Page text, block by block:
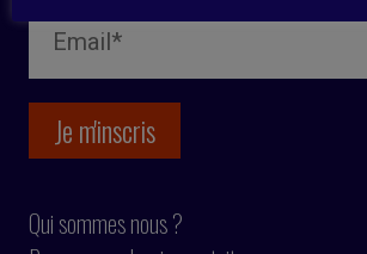
Qui sommes nous ?